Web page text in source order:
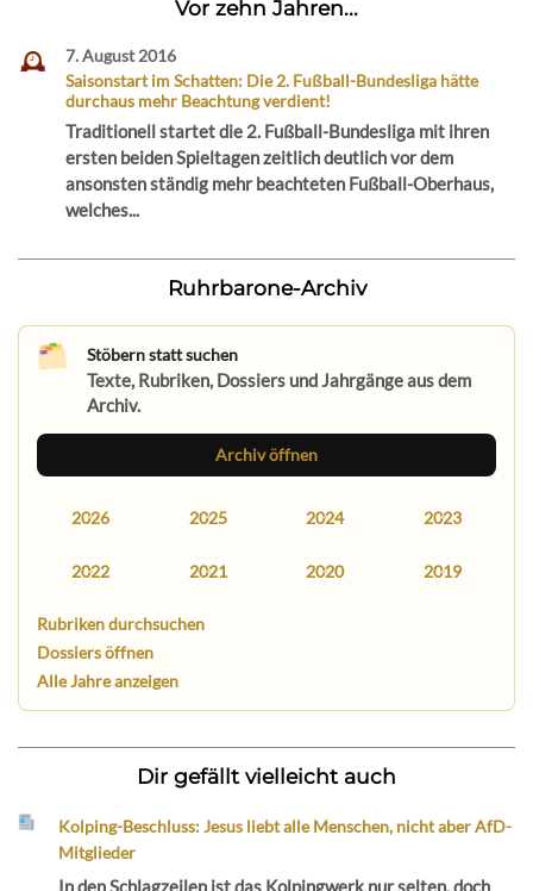
Vor zehn Jahren...
7. August 2016
Saisonstart im Schatten: Die 2. Fußball-Bundesliga hätte
durchaus mehr Beachtung verdient!
Traditionell startet die 2. Fußball-Bundesliga mit ihren
ersten beiden Spieltagen zeitlich deutlich vor dem
ansonsten ständig mehr beachteten Fußball-Oberhaus,
welches...
Ruhrbarone-Archiv
Stöbern statt suchen
Texte, Rubriken, Dossiers und Jahrgänge aus dem
Archiv.
Archiv öffnen
2026 2025 2024 2023
2022 2021 2020 2019
Rubriken durchsuchen
Dossiers öffnen
Alle Jahre anzeigen
Dir gefällt vielleicht auch
Kolping-Beschluss: Jesus liebt alle Menschen, nicht aber AfD-
Mitglieder
In den Schlagzeilen ist das Kolpingwerk nur selten, doch